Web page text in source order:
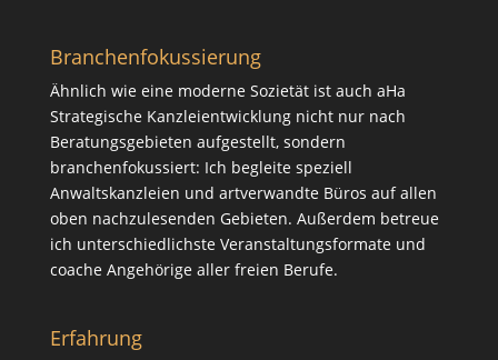
Branchenfokussierung
Ähnlich wie eine moderne Sozietät ist auch aHa
Strategische Kanzleientwicklung nicht nur nach
Beratungsgebieten aufgestellt, sondern
branchenfokussiert: Ich begleite speziell
Anwaltskanzleien und artverwandte Büros auf allen
oben nachzulesenden Gebieten. Außerdem betreue
ich unterschiedlichste Veranstaltungsformate und
coache Angehörige aller freien Berufe.
Erfahrung